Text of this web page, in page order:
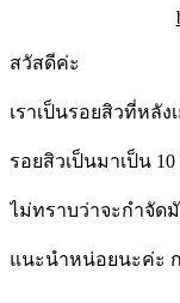
สวัสดีค่ะ
เราเป็นรอยสิวที่หลั
รอยสิวเป็นมาเป็น
ไม่ทราบว่าจะกำจัด
แนะนำหน่อยนะค่ะ